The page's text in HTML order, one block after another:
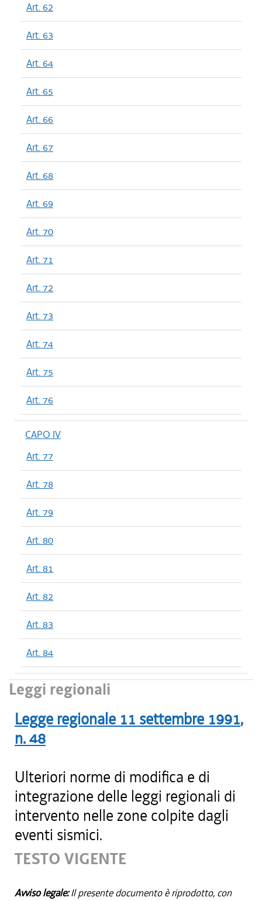
Art. 62
Art. 63
Art. 64
Art. 65
Art. 66
Art. 67
Art. 68
Art. 69
Art. 70
Art. 71
Art. 72
Art. 73
Art. 74
Art. 75
Art. 76
CAPO IV
Art. 77
Art. 78
Art. 79
Art. 80
Art. 81
Art. 82
Art. 83
Art. 84
Leggi regionali
Legge regionale 11 settembre 1991,
n.48
Ulteriori norme di modifica e di
integrazione delle leggi regionali di
intervento nelle zone colpite dagli
eventi sismici.
TESTO VIGENTE
Avviso legale:Il presente documento è riprodotto, con